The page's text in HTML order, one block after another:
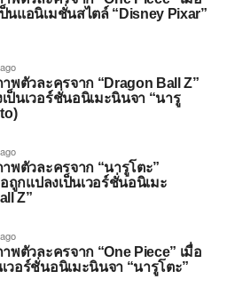
นแอนิเมชั่นสไตล์ “Disney Pixar”
พตัวละครจาก “Dragon Ball Z”
ป็นเวอร์ชั่นอนิเมะนินจา “นารู
พตัวละครจาก “นารูโตะ”
ถูกแปลงเป็นเวอร์ชั่นอนิเมะ
Z”
พตัวละครจาก “One Piece” เมื่อ
วอร์ชั่นอนิเมะนินจา “นารูโตะ”